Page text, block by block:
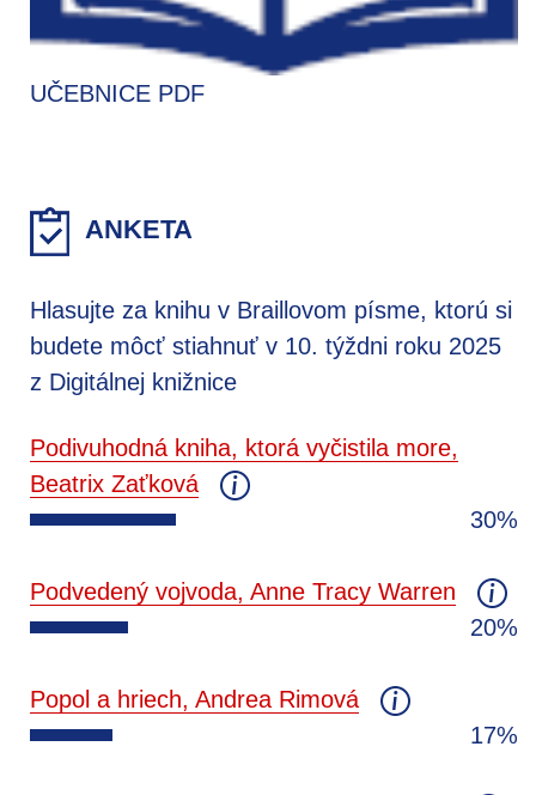
UČEBNICE PDF
ANKETA
Hlasujte za knihu v Braillovom písme, ktorú si
budete môcť stiahnuť v 10. týždni roku 2025
z Digitálnej knižnice
Podivuhodná kniha, ktorá vyčistila more,
Beatrix Zaťková
30%
Podvedený vojvoda, Anne Tracy Warren
20%
Popol a hriech, Andrea Rimová
17%